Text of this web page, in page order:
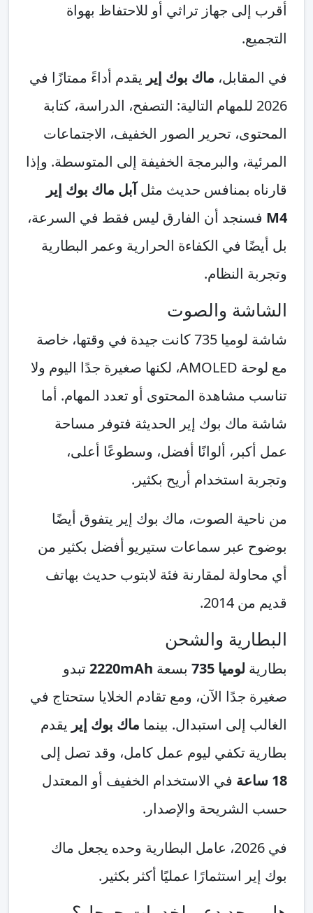
جهاز تراثي أو للاحتفاظ بهواة
ماك بوك إيريقدم أداءً ممتازًا في
للمهام التالية: التصفح، الدراسة، كتابة
تحرير الصور الخفيف، الاجتماعات
والبرمجة الخفيفة إلى المتوسطة. وإذا
بمنافس حديث مثلآبل ماك بوك إير
أن الفارق ليس فقط في السرعة،
في الكفاءة الحرارية وعمر البطارية
النظام.
والصوت
شاشة لوميا 735 كانت جيدة في وقتها، خاصة
مع لوحة AMOLED، لكنها صغيرة جدًا اليوم ولا
مشاهدة المحتوى أو تعدد المهام. أما
بوك إير الحديثة فتوفر مساحة
ألوانًا أفضل، وسطوعًا أعلى،
استخدام أريح بكثير.
الصوت، ماك بوك إير يتفوق أيضًا
عبر سماعات ستيريو أفضل بكثير من
لمقارنة فئة لابتوب حديث بهاتف
والشحن
لوميا 735 بسعة2220mAhتبدو
الآن، ومع تقادم الخلايا ستحتاج في
إلى استبدال. بينماماك بوك إيريقدم
تكفي ليوم عمل كامل، وقد تصل إلى
في الاستخدام الخفيف أو المعتدل
والإصدار.
في 2026، عامل البطارية وحده يجعل ماك
استثمارًا عمليًا أكثر بكثير.